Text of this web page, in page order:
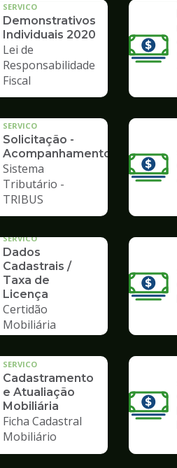
SERVICO
Demonstrativos
Individuais 2020
Lei de
Responsabilidade
Fiscal
SERVICO
Solicitação -
Acompanhamento
Sistema
Tributário -
TRIBUS
SERVICO
Dados
Cadastrais /
Taxa de
Licença
Certidão
Mobiliária
SERVICO
Cadastramento
e Atualiação
Mobiliária
Ficha Cadastral
Mobiliário